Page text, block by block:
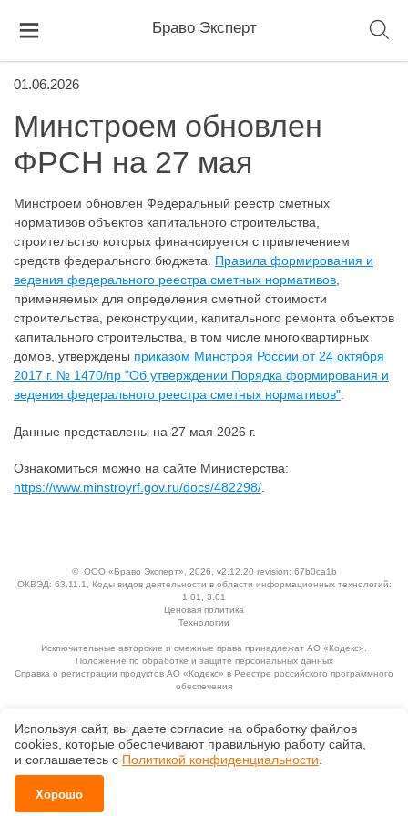
Браво Эксперт
01.06.2026
Минстроем обновлен
ФРСН на 27 мая
Минстроем обновлен Федеральный реестр сметных
нормативов объектов капитального строительства,
строительство которых финансируется с привлечением
средств федерального бюджета. Правила формирования и
ведения федерального реестра сметных нормативов
применяемых для определения сметной стоимости
строительства, реконструкции, капитального ремонта объектов
капитального строительства, в том числе многоквартирных
домов, утверждены приказом Минстроя России от 24 октября
2017 г. № 1470/пр "Об утверждении Порядка формирования и
ведения федерального реестра сметных нормативов"
Данные представлены на 27 мая 2026 г.
Ознакомиться можно на сайте Министерства:
https://www.minstroyrf.gov.ru/docs/482298/
© ООО «Браво Эксперт» , 2026, v2.12.20 revision: 67b0ca1b
ОКВЭД: 63.11.1, Коды видов деятельности в области информационных технологий:
1.01, 3.01
Ценовая политика
Технологии
Исключительные авторские и смежные права принадлежат АО «Кодекс».
Положение по обработке и защите персональных данных
Справка о регистрации продуктов АО «Кодекс» в Реестре российского программного
обеспечения
Используя сайт, вы даете согласие на обработку файлов
сооkiеs, которые обеспечивают правильную работу сайта,
и соглашаетесь с Политикой конфиденциальности
Хорошо